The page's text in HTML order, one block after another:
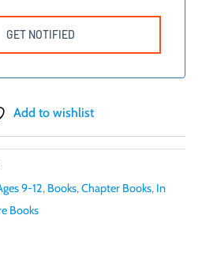
Add to wishlist
9-12, Books,Chapter Books, In
Books